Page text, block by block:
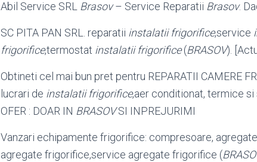
Abil Service SRL Brasov– Service Reparatii Brasov.
SC PITA PAN SRL. reparatii instalatii frigorifice,service
frigorifice,termostat instalatii frigorifice(BRASOV). [
Obtineti cel mai bun pret pentru REPARATII CAMERE
lucrari de instalatii frigorifice,aer conditionat, termice si
OFER : DOAR IN BRASOVSI INPREJURIMI
Vanzari echipamente frigorifice: compresoare,
agregate frigorifice,service agregate frigorifice (